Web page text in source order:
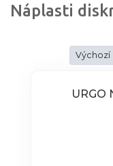
Náplasti
Výchozí
URGO